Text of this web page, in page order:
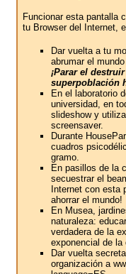
Funcionar esta pantalla
tu Browser del Internet,
Dar vuelta a tu
abrumar el
¡Parar el
superpoblación
En el laboratorio
universidad, en
slideshow y
screensaver.
Durante
cuadros
gramo.
En pasillos de la
secuestrar el
Internet con esta
ahorrar el mundo!
En Musea,
naturaleza:
verdadera de la
exponencial de la
Dar vuelta
organización a